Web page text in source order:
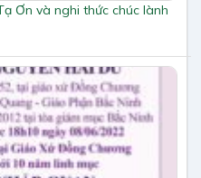
Ơn và nghi thức chúc lành